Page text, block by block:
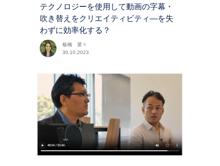
テクノロジーを使用して動画の字幕・
吹き替えをクリエイティビティ―を失
わずに効率化する？
板橋 菜々
30.10.2023